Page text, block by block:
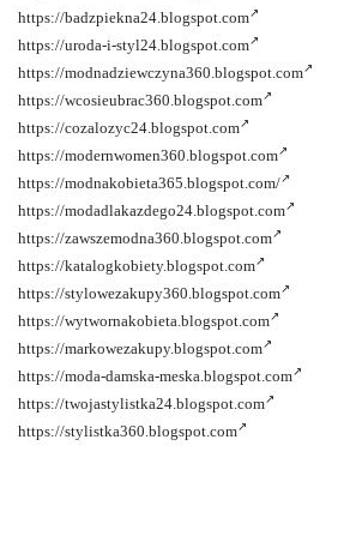
https://badzpiekna24.blogspot.com
https://uroda-i-styl24.blogspot.com
https://modnadziewczyna360.blogspot.com
https://wcosieubrac360.blogspot.com
https://cozalozyc24.blogspot.com
https://modernwomen360.blogspot.com
https://modnakobieta365.blogspot.com/
https://modadlakazdego24.blogspot.com
https://zawszemodna360.blogspot.com
https://katalogkobiety.blogspot.com
https://stylowezakupy360.blogspot.com
https://wytwornakobieta.blogspot.com
https://markowezakupy.blogspot.com
https://moda-damska-meska.blogspot.com
https://twojastylistka24.blogspot.com
https://stylistka360.blogspot.com